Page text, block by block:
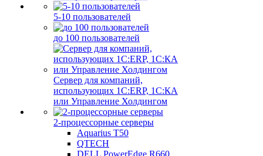
5-10 пользователей
до 100 пользователей
Сервер для компаний,
использующих 1C:ERP, 1С:КА
или Управление Холдингом
2-процессорные серверы
Aquarius T50
QTECH
DELL PowerEdge R660